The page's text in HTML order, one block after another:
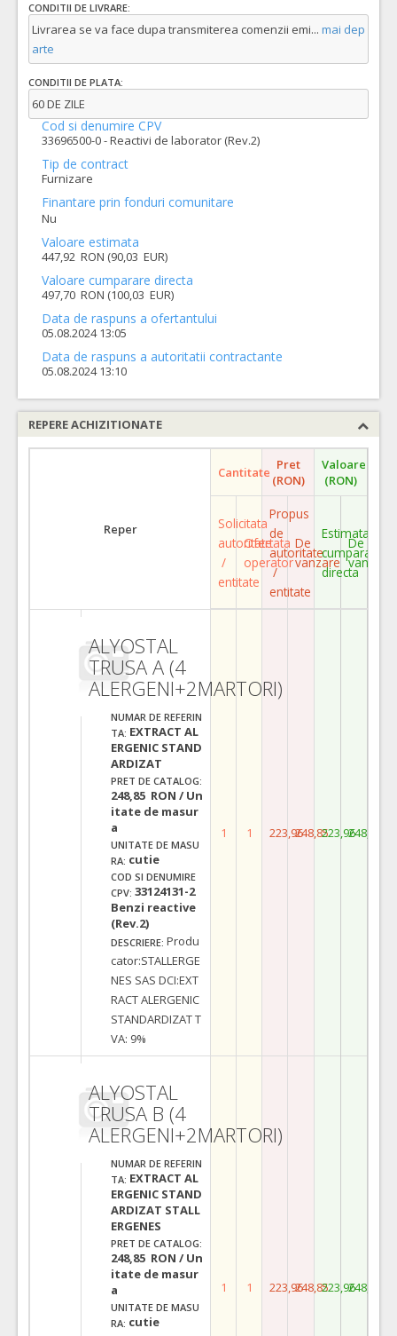
CONDITII DE LIVRARE:
Livrarea se va face dupa transmiterea comenzii emi... mai dep
arte
CONDITII DE PLATA:
60 DE ZILE
Cod si denumire CPV
33696500-0 - Reactivi de laborator (Rev.2)
Tip de contract
Furnizare
Finantare prin fonduri comunitare
Nu
Valoare estimata
447,92 RON (90,03 EUR)
Valoare cumparare directa
497,70 RON (100,03 EUR)
Data de raspuns a ofertantului
05.08.2024 13:05
Data de raspuns a autoritatii contractante
05.08.2024 13:10
REPERE ACHIZITIONATE
Reper
Cantitate Pret
(RON)
Valoare
(RON)
Solicitata
autoritate
/
entitate
Ofertata
operator
Propus
de
autoritate
/
entitate
De
vanzare
Estimata
cumparare
directa
De
vanzare
ALYOSTAL
TRUSA A (4
ALERGENI+2MARTORI)
NUMAR DE REFERIN
TA: EXTRACT AL
ERGENIC STAND
ARDIZAT
PRET DE CATALOG:
248,85 RON / Un
itate de masur
a
UNITATE DE MASU
RA: cutie
COD SI DENUMIRE
CPV: 33124131-2
Benzi reactive
(Rev.2)
DESCRIERE: Produ
cator:STALLERGE
NES SAS DCI:EXT
RACT ALERGENIC
STANDARDIZAT T
VA: 9%
1 1 223,96248,85223,96248,85
ALYOSTAL
TRUSA B (4
ALERGENI+2MARTORI)
NUMAR DE REFERIN
TA: EXTRACT AL
ERGENIC STAND
ARDIZAT STALL
ERGENES
PRET DE CATALOG:
248,85 RON / Un
itate de masur
a
UNITATE DE MASU
RA: cutie
1 1 223,96248,85223,96248,85